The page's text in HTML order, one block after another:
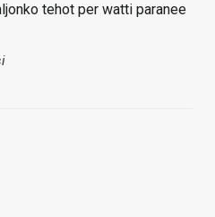
tehot per watti paranee